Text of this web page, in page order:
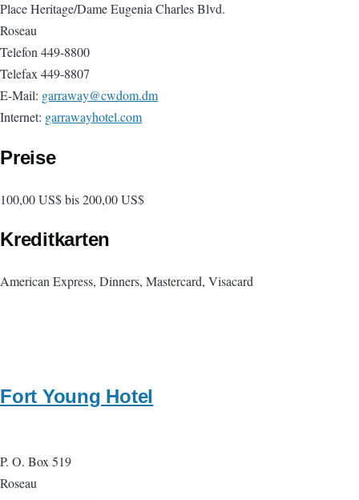
Place Heritage/Dame Eugenia Charles Blvd.
Roseau
Telefon 449-8800
Telefax 449-8807
E-Mail: garraway@cwdom.dm
Internet: garrawayhotel.com
Preise
100,00 US$ bis 200,00 US$
Kreditkarten
American Express, Dinners, Mastercard, Visacard
Fort Young Hotel
P. O. Box 519
Roseau